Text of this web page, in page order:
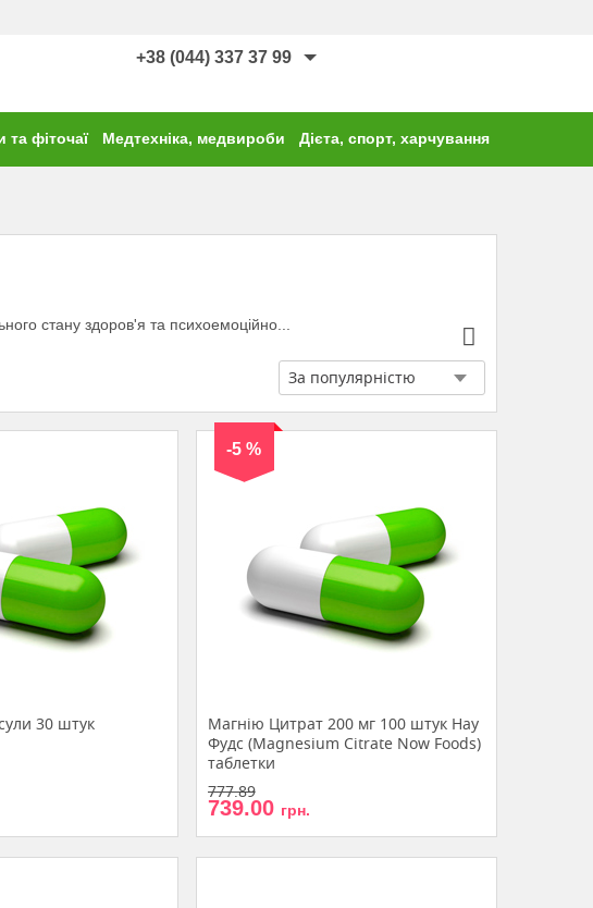
+38 (044) 337 37 99
та фіточаї Медтехніка, медвироби Дієта, спорт, харчування
стану здоров'я та психоемоційно...
30 штук
-5 %
Магнію Цитрат 200 мг 100 штук Нау
Фудс (Magnesium Citrate Now Foods)
таблетки
777.89
739.00 грн.